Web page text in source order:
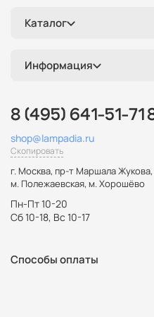
Каталог
Информация
8 (495) 641-51-71
shop@lampadia.ru
Скопировать
г. Москва, пр-т Маршала Жукова,
м. Полежаевская, м. Хорошёво
Пн-Пт 10-20
Сб 10-18, Вс 10-17
Способы оплаты